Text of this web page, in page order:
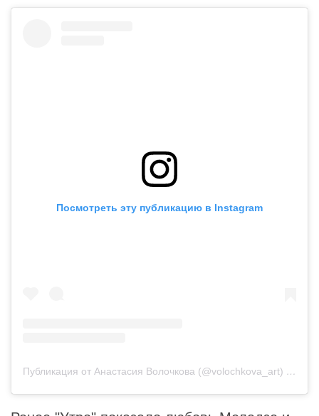
Посмотреть эту публикацию в Instagram
Публикация от Анастасия Волочкова (@volochkova_art) 12